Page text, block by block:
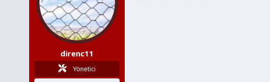
direnc11
Yönetici